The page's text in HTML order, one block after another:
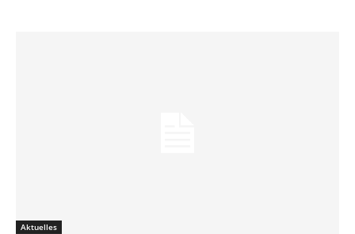
Aktuelles